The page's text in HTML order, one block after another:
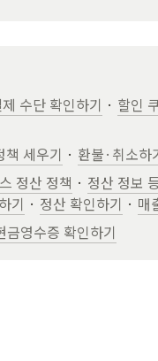
수단 확인하기 · 할인
책 세우기 · 환불·취소하
정산 정책 · 정산 정보
기 · 정산 확인하기 · 매
금영수증 확인하기